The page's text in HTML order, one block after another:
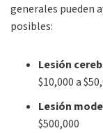
generales pueden
posibles:
Lesión
$10,000 a
Lesión
$500,000